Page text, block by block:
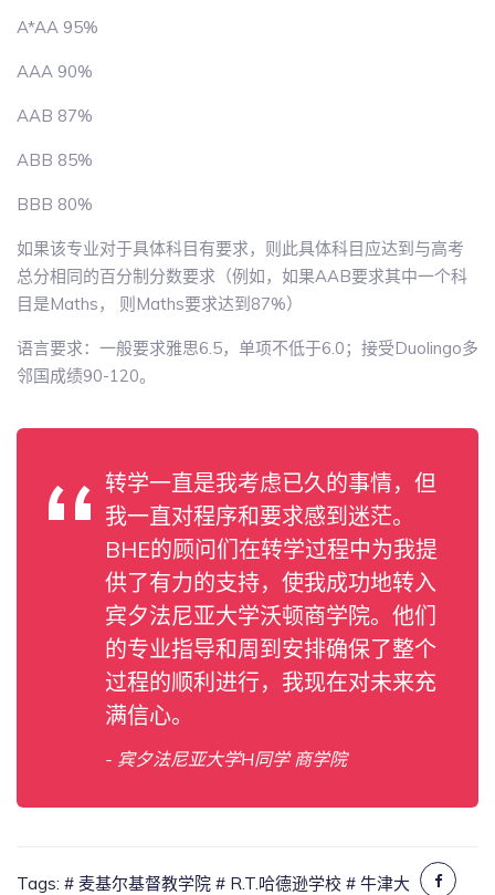
A*AA 95%
AAA 90%
AAB 87%
ABB 85%
BBB 80%
如果该专业对于具体科目有要求，则此具体科目应达到与高考
总分相同的百分制分数要求（例如，如果AAB要求其中一个科
目是Maths， 则Maths要求达到87%）
语言要求：一般要求雅思6.5，单项不低于6.0；接受Duolingo多
邻国成绩90-120。
转学一直是我考虑已久的事情，但
我一直对程序和要求感到迷茫。
BHE的顾问们在转学过程中为我提
供了有力的支持，使我成功地转入
宾夕法尼亚大学沃顿商学院。他们
的专业指导和周到安排确保了整个
过程的顺利进行，我现在对未来充
满信心。
- 宾夕法尼亚大学H同学 商学院
Tags: # 麦基尔基督教学院 # R.T.哈德逊学校 # 牛津大